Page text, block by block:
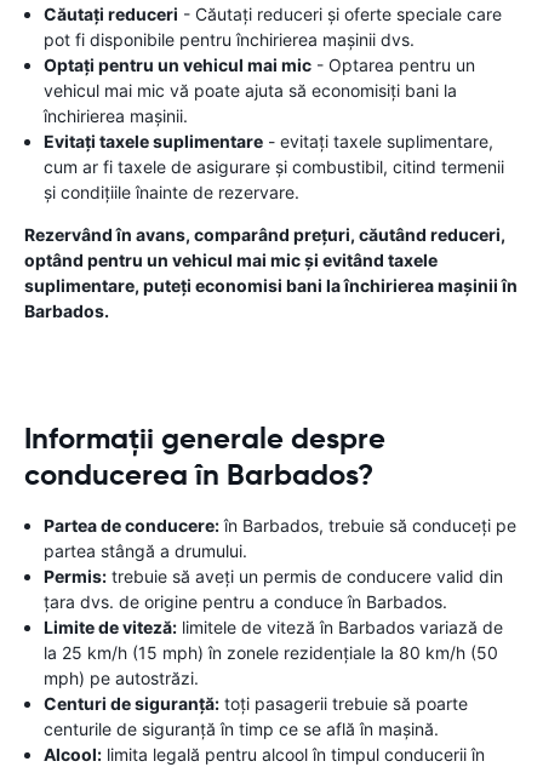
Căutați reduceri - Căutați reduceri și oferte speciale care
pot fi disponibile pentru închirierea mașinii dvs.
Optați pentru un vehicul mai mic - Optarea pentru un
vehicul mai mic vă poate ajuta să economisiți bani la
închirierea mașinii.
Evitați taxele suplimentare - evitați taxele suplimentare,
cum ar fi taxele de asigurare și combustibil, citind termenii
și condițiile înainte de rezervare.
Rezervând în avans, comparând prețuri, căutând reduceri,
optând pentru un vehicul mai mic și evitând taxele
suplimentare, puteți economisi bani la închirierea mașinii în
Barbados.
Informații generale despre
conducerea în Barbados?
Partea de conducere:în Barbados, trebuie să conduceți pe
partea stângă a drumului.
Permis: trebuie să aveți un permis de conducere valid din
țara dvs. de origine pentru a conduce în Barbados.
Limite de viteză: limitele de viteză în Barbados variază de
la 25 km/h (15 mph) în zonele rezidențiale la 80 km/h (50
mph) pe autostrăzi.
Centuri de siguranță: toți pasagerii trebuie să poarte
centurile de siguranță în timp ce se află în mașină.
Alcool: limita legală pentru alcool în timpul conducerii în